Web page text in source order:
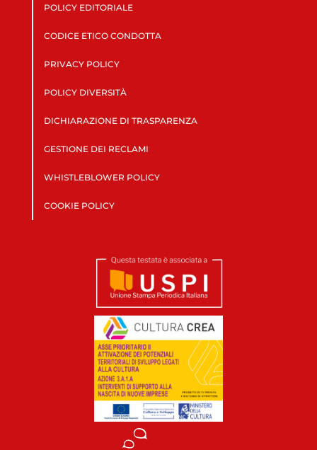
POLICY EDITORIALE
CODICE ETICO CONDOTTA
PRIVACY POLICY
POLICY DIVERSITÀ
DICHIARAZIONE DI TRASPARENZA
GESTIONE DEI RECLAMI
WHISTLEBLOWER POLICY
COOKIE POLICY